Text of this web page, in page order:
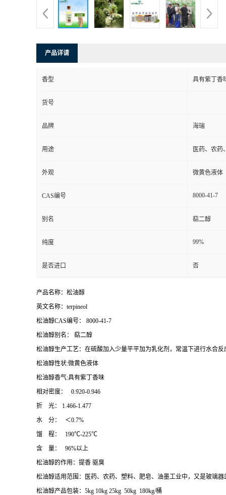
产品详请
香型 具有紫丁香
货号
品牌 海瑞
用途 医药、农药
外观 微黄色液体
CAS编号 8000-41-7
别名 萜二醇
纯度 99%
是否进口 否
产品名称：松油醇
英文名称：terpineol
松油醇CAS编号： 8000-41-7
松油醇别名： 萜二醇
松油醇生产工艺：在硫酸加入少量平平加为乳化剂，常温下进行水合
松油醇性状:微黄色液体
松油醇香气:具有紫丁香味
相对密度： 0.920-0.946
折 光：
1.466-1.477
水 分： ＜0.7%
馏 程： 190℃-225℃
含 量： 96%以上
松油醇的作用：提香 驱臭
松油醇适用范围：医药、农药、塑料、肥皂、油墨工业中，又是玻璃器
松油醇产品包装：5kg 10kg 25kg 50kg 180kg/桶